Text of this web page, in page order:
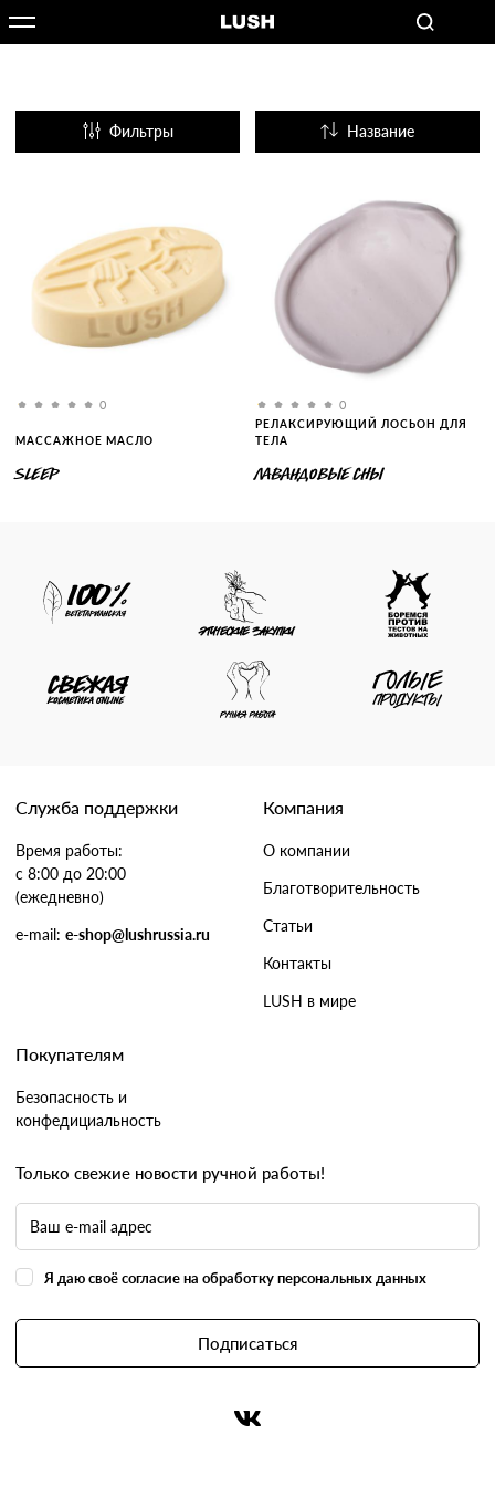
Фильтры Название
0
МАССАЖНОЕ МАСЛО
SLEEP
0
РЕЛАКСИРУЮЩИЙ ЛОСЬОН ДЛЯ
ТЕЛА
ЛАВАНДОВЫЕ СНЫ
Служба поддержки
Время работы:
с 8:00 до 20:00
(ежедневно)
e-mail: e-shop@lushrussia.ru
Компания
О компании
Благотворительность
Статьи
Контакты
LUSH в мире
Покупателям
Безопасность и
конфедициальность
Только свежие новости ручной работы!
Я даю своё согласие на обработку персональных данных
Подписаться